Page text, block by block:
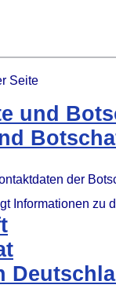
Seite
und
der
Informationen zu